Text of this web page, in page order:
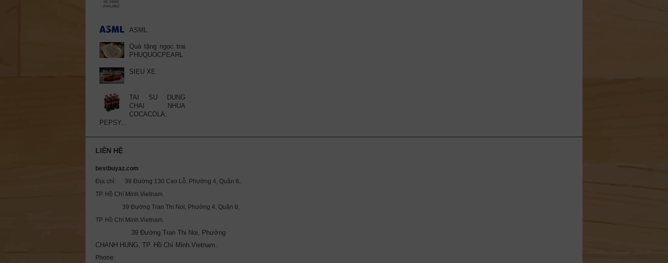
ASML
Quà tặng ngọc trai
PHUQUOCPEARL
SIEU XE
TAI SU DUNG
CHAI NHUA
COCACOLA,
PEPSY...
LIÊN HỆ
bestbuyaz.com
Địa chỉ: 39 Đường 130 Cao Lỗ, Phường 4, Quận 8,
TP. Hồ Chí Minh.Vietnam.
39 Đường Tran Thi Noi, Phường 4, Quận 8,
TP. Hồ Chí Minh.Vietnam.
39 Đường Tran Thi Noi, Phường
CHANH HUNG, TP. Hồ Chí Minh.Vietnam.